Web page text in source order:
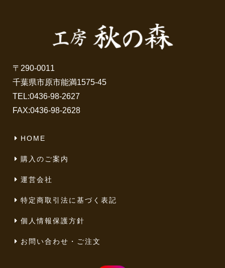
〒290-0011
千葉県市原市能満1575-45
TEL:0436-98-2627
FAX:0436-98-2628
HOME
購入のご案内
運営会社
特定商取引法に基づく表記
個人情報保護方針
お問い合わせ・ご注文